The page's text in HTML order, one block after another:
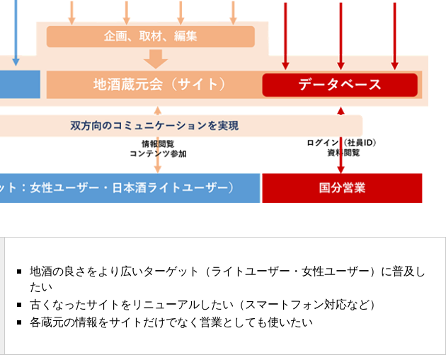
地酒の良さをより広いターゲット（ライトユーザー・女性ユーザー）に普及し
たい
古くなったサイトをリニューアルしたい（スマートフォン対応など）
各蔵元の情報をサイトだけでなく営業としても使いたい